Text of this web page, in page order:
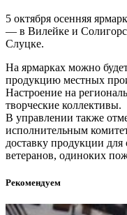
5 октября осенняя
— в Вилейке и
Слуцке.
На ярмарках можно
продукцию местных
Настроение на
творческие коллективы.
В управлении также
исполнительным
доставку продукции
ветеранов, одиноких
Рекомендуем